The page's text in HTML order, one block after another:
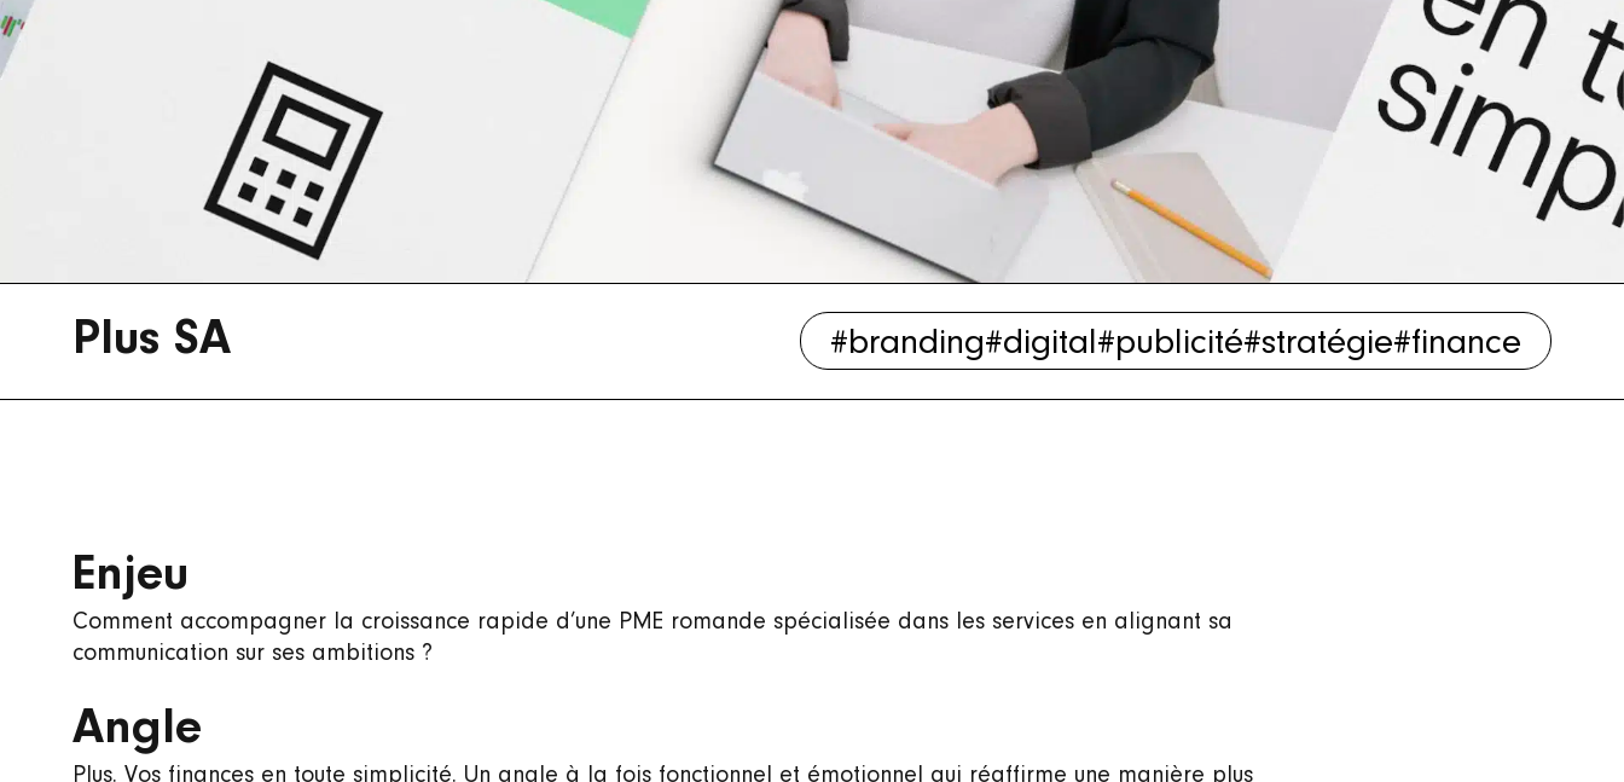
Plus SA #branding#digital#publicité#stratégie#finance
Enjeu
Comment accompagner la croissance rapide d’une PME romande spécialisée dans les services en alignant sa
communication sur ses ambitions ?
Angle
Plus. Vos finances en toute simplicité. Un angle à la fois fonctionnel et émotionnel qui réaffirme une manière plus